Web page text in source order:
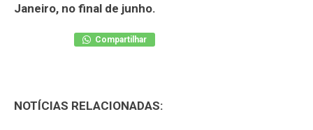
Janeiro, no final de junho.
Compartilhar
NOTÍCIAS RELACIONADAS: